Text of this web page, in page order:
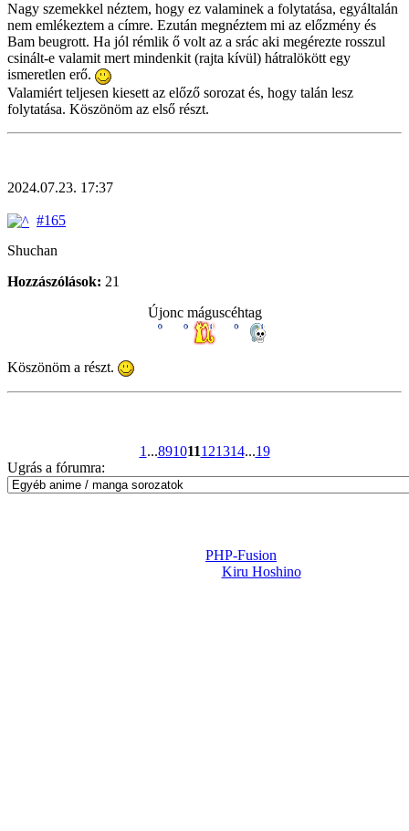
Nagy szemekkel néztem, hogy ez valaminek a folytatása, egyáltalán
nem emlékeztem a címre. Ezután megnéztem mi az előzmény és
Bam beugrott. Ha jól rémlik ő volt az a srác aki megérezte rosszul
csinált-e valamit mert mindenkit (rajta kívül) hátralökött egy
ismeretlen erő.
Valamiért teljesen kiesett az előző sorozat és, hogy talán lesz
folytatása. Köszönöm az első részt.
2024.07.23. 17:37
#165
Shuchan
Hozzászólások: 21
Újonc máguscéhtag
Köszönöm a részt.
1 ...891011121314...19
Ugrás a fórumra:
PHP-Fusion
Kiru Hoshino